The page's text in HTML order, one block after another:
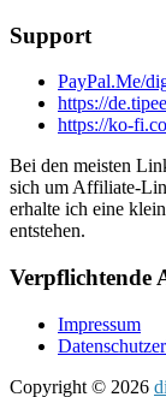
Support
PayPal.Me/
https://
https://ko-
Bei den meisten
sich um Affiliate-
erhalte ich eine
entstehen.
Verpflichtende
Impressum
Copyright © 2026